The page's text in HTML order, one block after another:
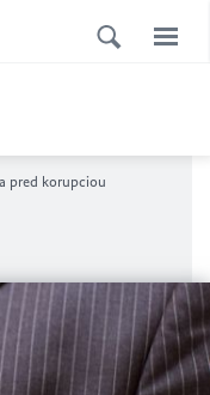
pred korupciou